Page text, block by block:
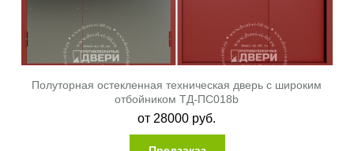
Полуторная остекленная техническая дверь с широким
отбойником ТД-ПС018b
от 28000 руб.